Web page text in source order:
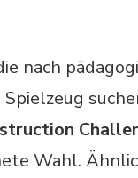
nach
Wahl.